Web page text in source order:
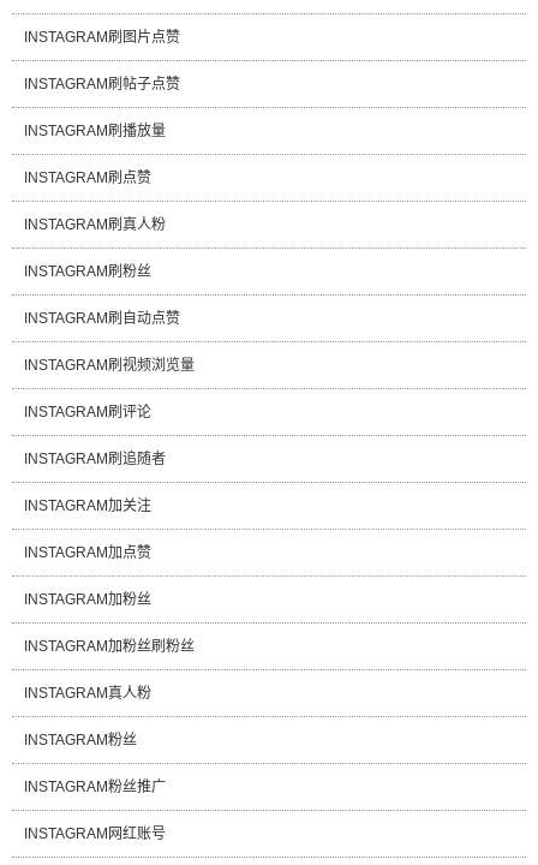
INSTAGRAM刷图片点赞
INSTAGRAM刷帖子点赞
INSTAGRAM刷播放量
INSTAGRAM刷点赞
INSTAGRAM刷真人粉
INSTAGRAM刷粉丝
INSTAGRAM刷自动点赞
INSTAGRAM刷视频浏览量
INSTAGRAM刷评论
INSTAGRAM刷追随者
INSTAGRAM加关注
INSTAGRAM加点赞
INSTAGRAM加粉丝
INSTAGRAM加粉丝刷粉丝
INSTAGRAM真人粉
INSTAGRAM粉丝
INSTAGRAM粉丝推广
INSTAGRAM网红账号